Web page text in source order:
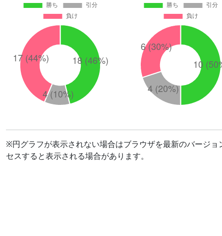
※円グラフが表示されない場合はブラウザを最新のバージ
セスすると表示される場合があります。